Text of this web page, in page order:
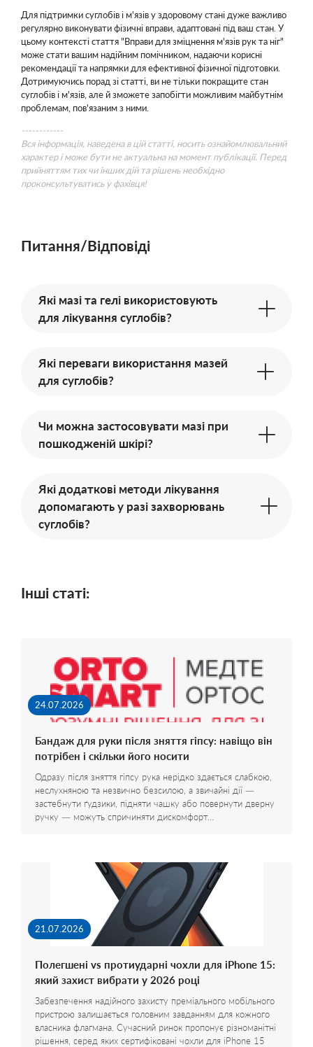
Для підтримки суглобів і м'язів у здоровому стані дуже важливо
регулярно виконувати фізичні вправи, адаптовані під ваш стан. У
цьому контексті стаття "Вправи для зміцнення м'язів рук та ніг"
може стати вашим надійним помічником, надаючи корисні
рекомендації та напрямки для ефективної фізичної підготовки.
Дотримуючись порад зі статті, ви не тільки покращите стан
суглобів і м'язів, але й зможете запобігти можливим майбутнім
проблемам, пов'язаним з ними.
------------
Вся інформація, наведена в цій статті, носить ознайомлювальний
характер і може бути не актуальна на момент публікації. Перед
прийняттям тих чи інших дій та рішень необхідно
проконсультуватись у фахівця!
Питання/Відповіді
Які мазі та гелі використовують
для лікування суглобів?
Які переваги використання мазей
для суглобів?
Чи можна застосовувати мазі при
пошкодженій шкірі?
Які додаткові методи лікування
допомагають у разі захворювань
суглобів?
Інші статі:
24.07.2026
Бандаж для руки після зняття гіпсу: навіщо він
потрібен і скільки його носити
Одразу після зняття гіпсу рука нерідко здається слабкою,
неслухняною та незвично безсилою, а звичайні дії —
застебнути ґудзики, підняти чашку або повернути дверну
ручку — можуть спричиняти дискомфорт…
21.07.2026
Полегшені vs протиударні чохли для iPhone 15:
який захист вибрати у 2026 році
Забезпечення надійного захисту преміального мобільного
пристрою залишається головним завданням для кожного
власника флагмана. Сучасний ринок пропонує різноманітні
рішення, серед яких сертифіковані чохли для iPhone 15